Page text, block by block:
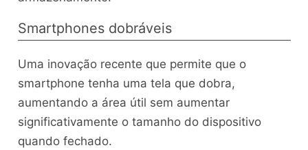
Smartphones dobráveis
Uma inovação recente que permite que o
smartphone tenha uma tela que dobra,
aumentando a área útil sem aumentar
significativamente o tamanho do dispositivo
quando fechado.